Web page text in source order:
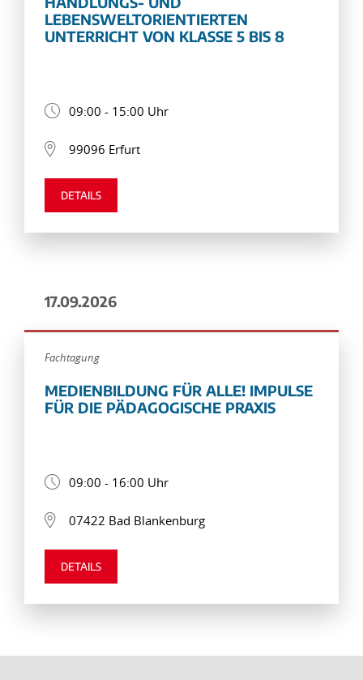
LEBENSWELTORIENTIERTEN
UNTERRICHT VON KLASSE 5 BIS 8
09:00 - 15:00 Uhr
99096 Erfurt
DETAILS
17.09.2026
Fachtagung
MEDIENBILDUNG FÜR ALLE! IMPULSE
FÜR DIE PÄDAGOGISCHE PRAXIS
09:00 - 16:00 Uhr
07422 Bad Blankenburg
DETAILS